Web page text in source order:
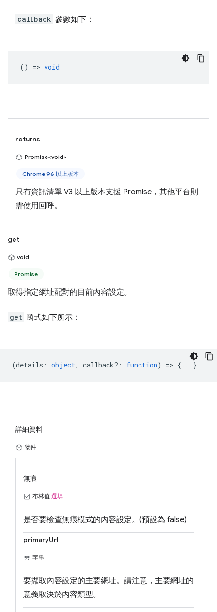
callback 參數如下：
() => void
returns
Promise<void>
Chrome 96 以上版本
只有資訊清單 V3 以上版本支援 Promise，其他平台則
需使用回呼。
get
void
Promise
取得指定網址配對的目前內容設定。
get 函式如下所示：
(details : object, callback? : function) => {...}
詳細資料
物件
無痕
布林值 選填
是否要檢查無痕模式的內容設定。(預設為 false)
primaryUrl
字串
要擷取內容設定的主要網址。請注意，主要網址的
意義取決於內容類型。